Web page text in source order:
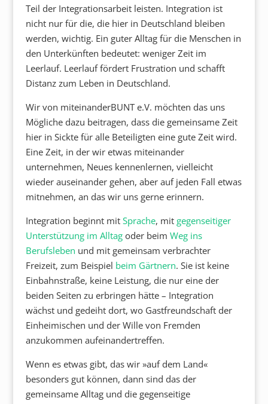
Teil der Integrationsarbeit leisten. Integration ist
nicht nur für die, die hier in Deutschland bleiben
werden, wichtig. Ein guter Alltag für die Menschen in
den Unterkünften bedeutet: weniger Zeit im
Leerlauf. Leerlauf fördert Frustration und schafft
Distanz zum Leben in Deutschland.
Wir von miteinanderBUNT e.V. möchten das uns
Mögliche dazu beitragen, dass die gemeinsame Zeit
hier in Sickte für alle Beteiligten eine gute Zeit wird.
Eine Zeit, in der wir etwas miteinander
unternehmen, Neues kennenlernen, vielleicht
wieder auseinander gehen, aber auf jeden Fall etwas
mitnehmen, an das wir uns gerne erinnern.
Integration beginnt mit Sprache, mit gegenseitiger
Unterstützung im Alltagoder beim Weg ins
Berufsleben und mit gemeinsam verbrachter
Freizeit, zum Beispiel beim Gärtnern. Sie ist keine
Einbahnstraße, keine Leistung, die nur eine der
beiden Seiten zu erbringen hätte – Integration
wächst und gedeiht dort, wo Gastfreundschaft der
Einheimischen und der Wille von Fremden
anzukommen aufeinandertreffen.
Wenn es etwas gibt, das wir »auf dem Land«
besonders gut können, dann sind das der
gemeinsame Alltag und die gegenseitige